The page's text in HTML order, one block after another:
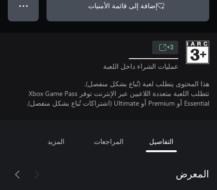
إضافة إلى قائمة الأمنيات ● ● ●
3+
عمليات الشراء داخل اللعبة
هذا المحتوى يتطلب لعبة (تُباع بشكل منفصل).
تتطلب اللعبة متعددة اللاعبين عبر الإنترنت توفر Xbox Game Pass
Essential أو Premium أو Ultimate (اشتراكات تُباع بشكل منفصل).
التفاصيل المراجعات المزيد
المعرض